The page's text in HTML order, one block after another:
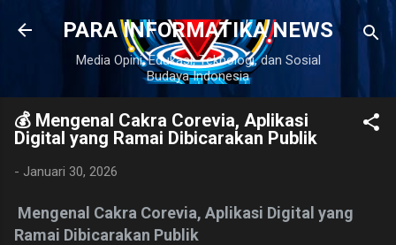
Langsung ke konten utama
PARA INFORMATIKA NEWS
Media Opini, Edukasi, Teknologi, dan Sosial
Budaya Indonesia
💰 Mengenal Cakra Corevia, Aplikasi
Digital yang Ramai Dibicarakan Publik
- Januari 30, 2026
Mengenal Cakra Corevia, Aplikasi Digital yang
Ramai Dibicarakan Publik